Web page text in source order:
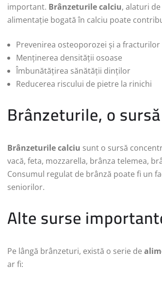
important. Brânzeturile calciu, alaturi
alimentație bogată în calciu poate
Prevenirea osteoporozei și a fracturilor
Menținerea densității osoase
Îmbunătățirea sănătății dinților
Reducerea riscului de pietre la rinichi
Brânzeturile, o
Brânzeturile calciu sunt o sursă
vacă, feta, mozzarella, brânza telemea,
Consumul regulat de brânză poate fi un
seniorilor.
Alte surse
Pe lângă brânzeturi, există o serie de
ar fi: